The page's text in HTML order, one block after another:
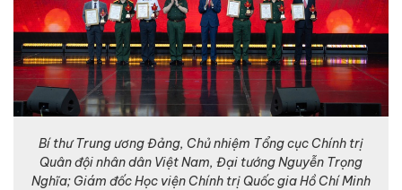
Bí thư Trung ương Đảng, Chủ nhiệm Tổng cục Chính trị
Quân đội nhân dân Việt Nam, Đại tướng Nguyễn Trọng
Nghĩa; Giám đốc Học viện Chính trị Quốc gia Hồ Chí Minh